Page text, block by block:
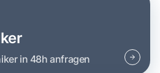
in 48h anfragen